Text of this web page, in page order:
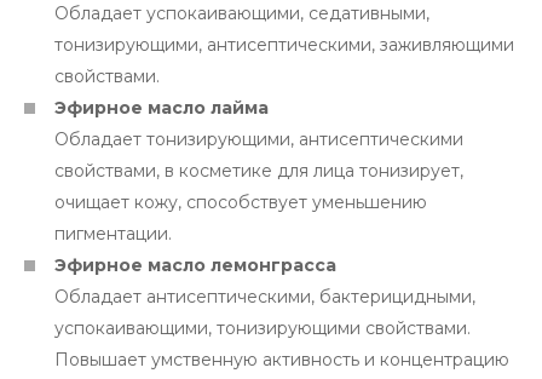
Обладает успокаивающими, седативными,
тонизирующими, антисептическими, заживляющими
свойствами.
Эфирное масло лайма
Обладает тонизирующими, антисептическими
свойствами, в косметике для лица тонизирует,
очищает кожу, способствует уменьшению
пигментации.
Эфирное масло лемонграсса
Обладает антисептическими, бактерицидными,
успокаивающими, тонизирующими свойствами.
Повышает умственную активность и концентрацию